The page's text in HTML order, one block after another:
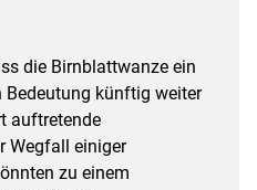
die Birnblattwanze ein
Bedeutung künftig weiter
auftretende
Wegfall einiger
zu einem